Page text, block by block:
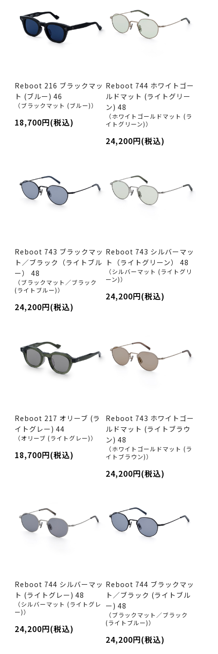
Reboot 216 ブラックマッ
ト (ブルー) 46
（ブラックマット (ブルー)）
18,700円(税込)
Reboot 744 ホワイトゴー
ルドマット (ライトグリー
ン) 48
（ホワイトゴールドマット (ラ
イトグリーン)）
24,200円(税込)
Reboot 743 ブラックマッ
ト／ブラック（ライトブル
ー） 48
（ブラックマット／ブラック
(ライトブルー)）
24,200円(税込)
Reboot 743 シルバーマッ
ト（ライトグリーン） 48
（シルバーマット (ライトグリ
ーン)）
24,200円(税込)
Reboot 217 オリーブ (ラ
イトグレー) 44
（オリーブ (ライトグレー)）
18,700円(税込)
Reboot 743 ホワイトゴー
ルドマット (ライトブラウ
ン) 48
（ホワイトゴールドマット (ラ
イトブラウン)）
24,200円(税込)
Reboot 744 シルバーマッ
ト (ライトグレー) 48
（シルバーマット (ライトグレ
ー)）
24,200円(税込)
Reboot 744 ブラックマッ
ト／ブラック (ライトブル
ー) 48
（ブラックマット／ブラック
(ライトブルー)）
24,200円(税込)